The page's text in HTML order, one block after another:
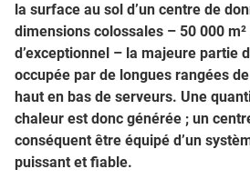
la surface au sol d’un centre de
dimensions colossales – 50 000 m²
d’exceptionnel – la majeure partie
occupée par de longues rangées
haut en bas de serveurs. Une
chaleur est donc générée ; un
conséquent être équipé d’un
puissant et fiable.